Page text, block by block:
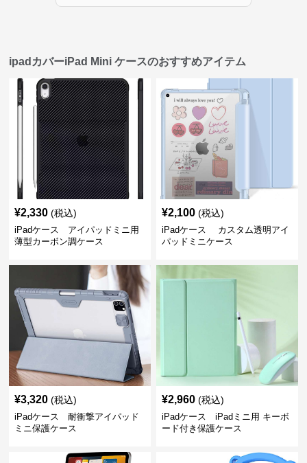
ipadカバーiPad Mini ケースのおすすめアイテム
¥2,330 (税込)
iPadケース アイパッドミニ用
薄型カーボン調ケース
¥2,100 (税込)
iPadケース カスタム透明アイ
パッドミニケース
¥3,320 (税込)
iPadケース 耐衝撃アイパッド
ミニ保護ケース
¥2,960 (税込)
iPadケース iPadミニ用 キーボ
ード付き保護ケース